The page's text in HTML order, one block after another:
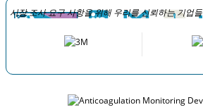
시장 조사 요구 사항을 위해 우리를 신뢰하는 기업들